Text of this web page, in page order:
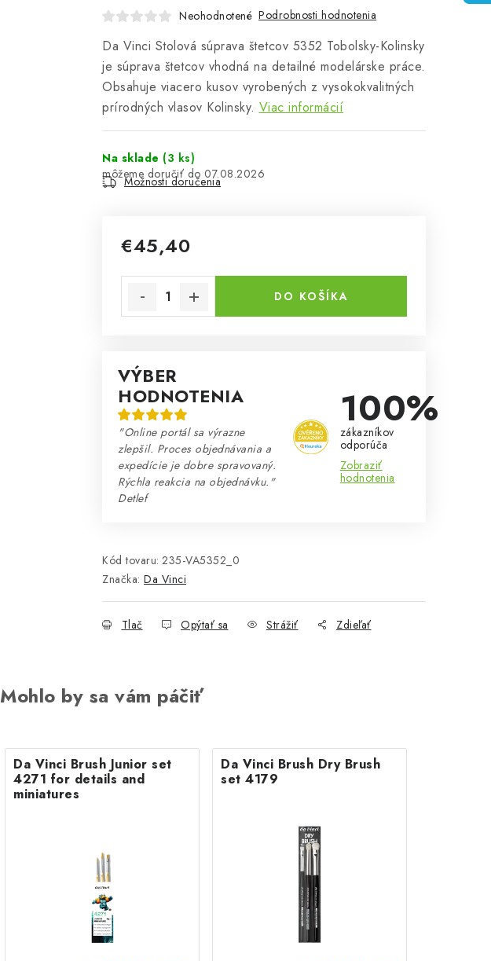
Neohodnotené Podrobnosti hodnotenia
Da Vinci Stolová súprava štetcov 5352 Tobolsky-Kolinsky
je súprava štetcov vhodná na detailné modelárske práce.
Obsahuje viacero kusov vyrobených z vysokokvalitných
prírodných vlasov Kolinsky. Viac informácií
Na sklade (3 ks)
07.08.2026
Možnosti doručenia
€45,40
DO KOŠÍKA
VÝBER
HODNOTENIA
"Online portál sa výrazne
zlepšil. Proces objednávania a
expedície je dobre spravovaný.
Rýchla reakcia na objednávku."
Detlef
100%
zákazníkov
odporúča
Zobraziť
hodnotenia
Kód tovaru: 235-VA5352_0
Značka: Da Vinci
Tlač Opýtať sa Strážiť Zdieľať
Mohlo by sa vám páčiť
Da Vinci Brush Junior set
4271 for details and
miniatures
Da Vinci Brush Dry Brush
set 4179